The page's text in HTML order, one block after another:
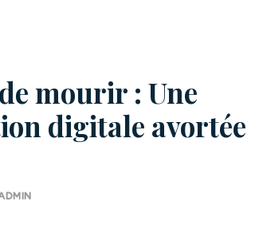
mourir : Une
digitale avortée